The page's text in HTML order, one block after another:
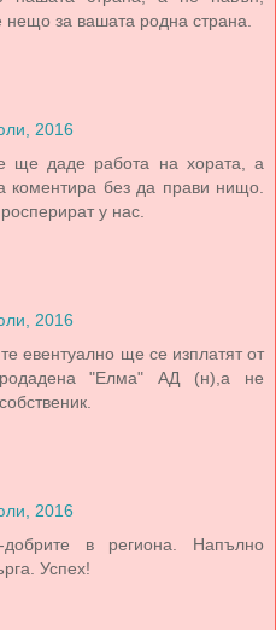
нещо за вашата родна страна.
2016
ще даде работа на хората, а
без да прави нищо.
у нас.
2016
евентуално ще се изплатят от
"Елма" АД (н),а не
2016
в региона. Напълно
Успех!